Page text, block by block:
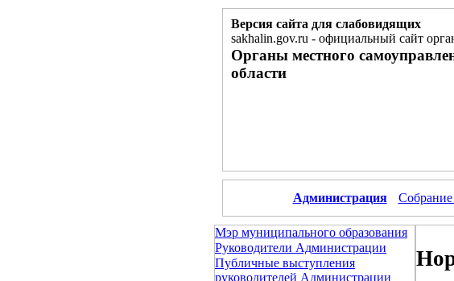
Версия сайта для слабовидящих
sakhalin.gov.ru - официальный сайт
Органы местного
области
Администрация Собрание
Мэр муниципального образования
Руководители Администрации
Публичные выступления
руководителей Администрации